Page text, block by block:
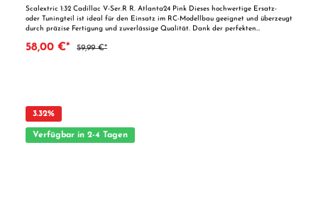
Scalextric 1:32 Cadillac V-Ser.R R. Atlanta24 Pink Dieses hochwertige Ersatz-
oder Tuningteil ist ideal für den Einsatz im RC-Modellbau geeignet und überzeugt
durch präzise Fertigung und zuverlässige Qualität. Dank der perfekten
geeignet. Vorteile auf einen Blick: Passgenaue Verarbeitung Geeignet für
58,00 €* 59,99 €*
3.32%
Verfügbar in 2-4 Tagen